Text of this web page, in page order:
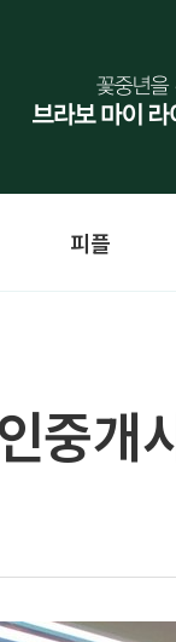
피플
중